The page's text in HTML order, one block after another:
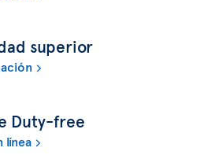
superior
Duty-free
línea